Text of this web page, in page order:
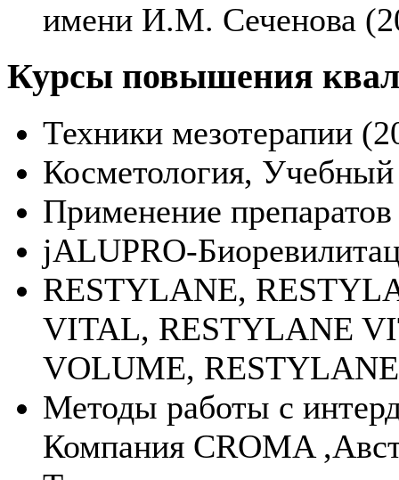
имени И.М. Сеченова
Курсы повышения
Техники мезотерапии
Косметология,
Применение
jALUPRO-
RESTYLANE,
VITAL, RESTYLANE
VOLUME,
Методы работы с
Компания CROMA